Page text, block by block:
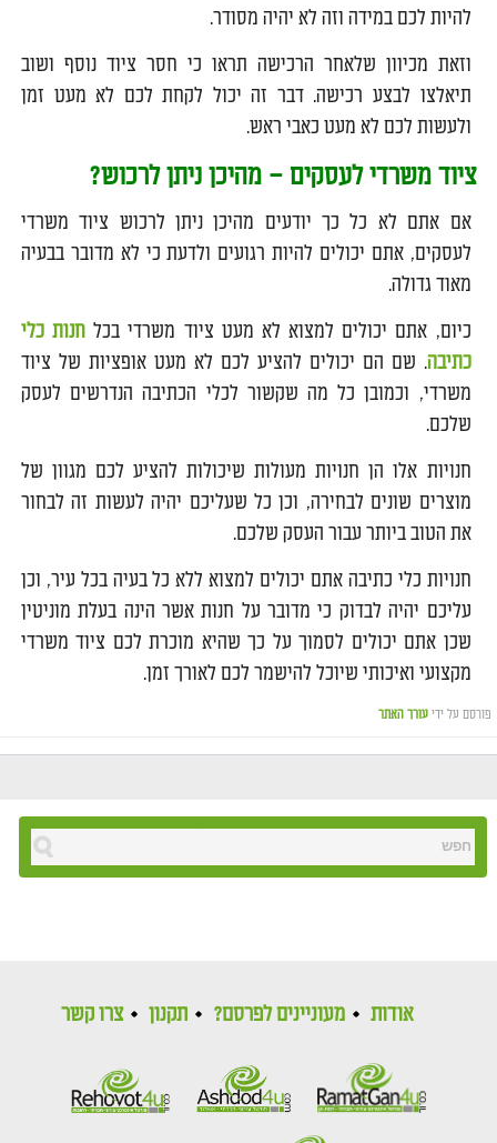
להיות לכם במידה וזה לא יהיה מסודר.
וזאת מכיוון שלאחר הרכישה תראו כי חסר ציוד נוסף ושוב
תיאלצו לבצע רכישה. דבר זה יכול לקחת לכם לא מעט זמן
ולעשות לכם לא מעט כאבי ראש.
ציוד משרדי לעסקים – מהיכן ניתן לרכוש?
אם אתם לא כל כך יודעים מהיכן ניתן לרכוש ציוד משרדי
לעסקים, אתם יכולים להיות רגועים ולדעת כי לא מדובר בבעיה
מאוד גדולה.
כיום, אתם יכולים למצוא לא מעט ציוד משרדי בכל חנות כלי
כתיבה. שם הם יכולים להציע לכם לא מעט אופציות של ציוד
משרדי, וכמובן כל מה שקשור לכלי הכתיבה הנדרשים לעסק
שלכם.
חנויות אלו הן חנויות מעולות שיכולות להציע לכם מגוון של
מוצרים שונים לבחירה, וכן כל שעליכם יהיה לעשות זה לבחור
את הטוב ביותר עבור העסק שלכם.
חנויות כלי כתיבה אתם יכולים למצוא ללא כל בעיה בכל עיר, וכן
עליכם יהיה לבדוק כי מדובר על חנות אשר הינה בעלת מוניטין
שכן אתם יכולים לסמוך על כך שהיא מוכרת לכם ציוד משרדי
מקצועי ואיכותי שיוכל להישמר לכם לאורך זמן.
פורסם על ידי עורך האתר
אודות מעוניינים לפרסם? תקנון צרו קשר